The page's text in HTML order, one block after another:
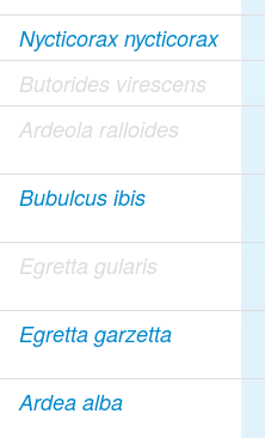
Nycticorax nycticorax
Butorides virescens
Ardeola ralloides
Bubulcus ibis
Egretta gularis
Egretta garzetta
Ardea alba